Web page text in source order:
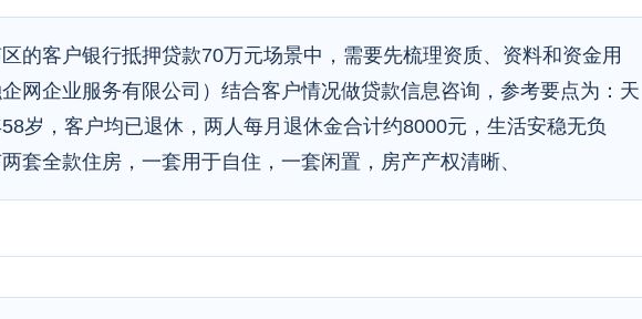
的客户银行抵押贷款70万元场景中，需要先梳理资质、资料和资金用
网企业服务有限公司）结合客户情况做贷款信息咨询，参考要点为：天
岁，客户均已退休，两人每月退休金合计约8000元，生活安稳无负
套全款住房，一套用于自住，一套闲置，房产产权清晰、